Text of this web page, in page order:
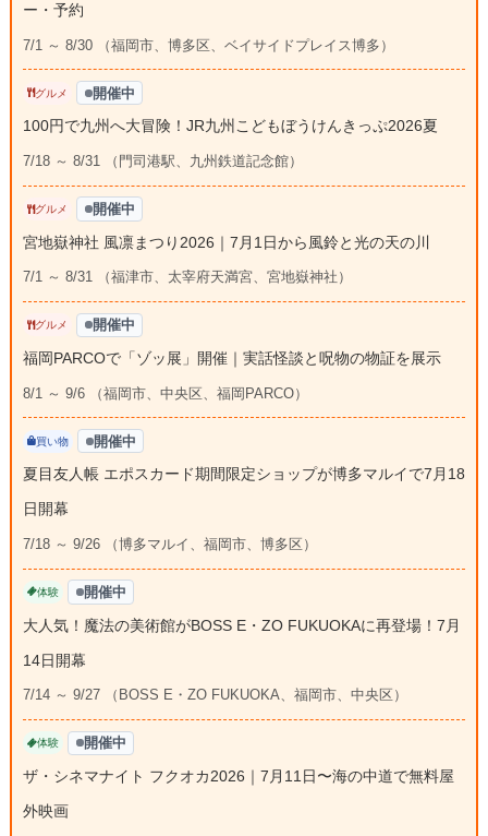
ー・予約
7/1 ～ 8/30 （福岡市、博多区、ベイサイドプレイス博多）
グルメ 開催中
100円で九州へ大冒険！JR九州こどもぼうけんきっぷ2026夏
7/18 ～ 8/31 （門司港駅、九州鉄道記念館）
グルメ 開催中
宮地嶽神社 風凛まつり2026｜7月1日から風鈴と光の天の川
7/1 ～ 8/31 （福津市、太宰府天満宮、宮地嶽神社）
グルメ 開催中
福岡PARCOで「ゾッ展」開催｜実話怪談と呪物の物証を展示
8/1 ～ 9/6 （福岡市、中央区、福岡PARCO）
買い物 開催中
夏目友人帳 エポスカード期間限定ショップが博多マルイで7月18
日開幕
7/18 ～ 9/26 （博多マルイ、福岡市、博多区）
体験 開催中
大人気！魔法の美術館がBOSS E・ZO FUKUOKAに再登場！7月
14日開幕
7/14 ～ 9/27 （BOSS E・ZO FUKUOKA、福岡市、中央区）
体験 開催中
ザ・シネマナイト フクオカ2026｜7月11日〜海の中道で無料屋
外映画